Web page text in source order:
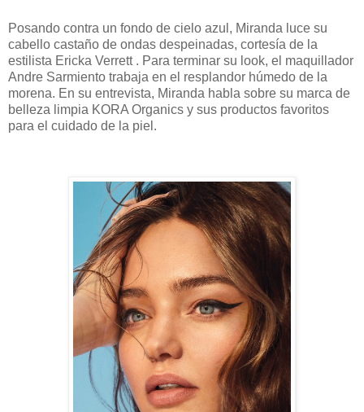
Posando contra un fondo de cielo azul, Miranda luce su
cabello castaño de ondas despeinadas, cortesía de la
estilista Ericka Verrett . Para terminar su look, el maquillador
Andre Sarmiento trabaja en el resplandor húmedo de la
morena. En su entrevista, Miranda habla sobre su marca de
belleza limpia KORA Organics y sus productos favoritos
para el cuidado de la piel.